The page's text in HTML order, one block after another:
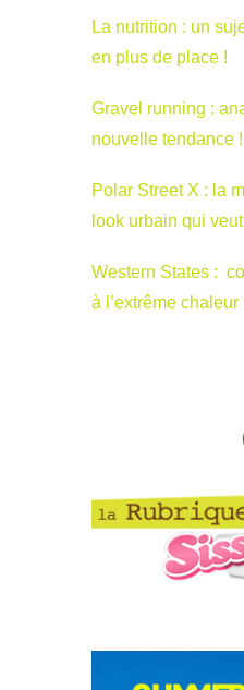
La nutrition : un
en plus de place !
Gravel running :
nouvelle tendance !
Polar Street X : la
look urbain qui
Western States :
à l’extrême chaleur